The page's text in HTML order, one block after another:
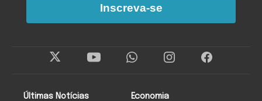
Últimas Notícias Economia
Inscreva-se